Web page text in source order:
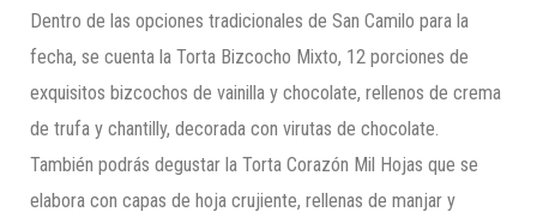
Dentro de las opciones tradicionales de San Camilo para la
fecha, se cuenta la Torta Bizcocho Mixto, 12 porciones de
exquisitos bizcochos de vainilla y chocolate, rellenos de crema
de trufa y chantilly, decorada con virutas de chocolate.
También podrás degustar la Torta Corazón Mil Hojas que se
elabora con capas de hoja crujiente, rellenas de manjar y